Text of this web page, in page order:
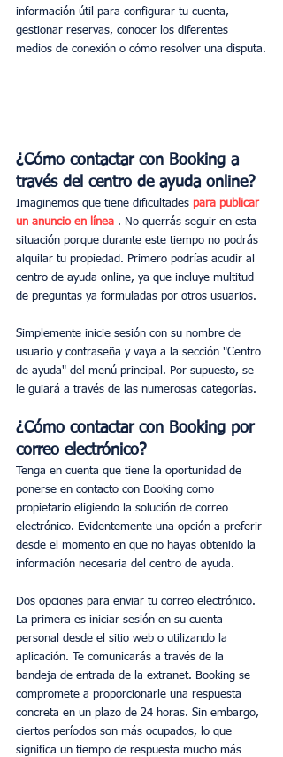
información útil para configurar tu cuenta,
gestionar reservas, conocer los diferentes
medios de conexión o cómo resolver una disputa.
¿Cómo contactar con Booking a
través del centro de ayuda online?
Imaginemos que tiene dificultades para publicar
un anuncio en línea . No querrás seguir en esta
situación porque durante este tiempo no podrás
alquilar tu propiedad. Primero podrías acudir al
centro de ayuda online, ya que incluye multitud
de preguntas ya formuladas por otros usuarios.
Simplemente inicie sesión con su nombre de
usuario y contraseña y vaya a la sección "Centro
de ayuda" del menú principal. Por supuesto, se
le guiará a través de las numerosas categorías.
¿Cómo contactar con Booking por
correo electrónico?
Tenga en cuenta que tiene la oportunidad de
ponerse en contacto con Booking como
propietario eligiendo la solución de correo
electrónico. Evidentemente una opción a preferir
desde el momento en que no hayas obtenido la
información necesaria del centro de ayuda.
Dos opciones para enviar tu correo electrónico.
La primera es iniciar sesión en su cuenta
personal desde el sitio web o utilizando la
aplicación. Te comunicarás a través de la
bandeja de entrada de la extranet. Booking se
compromete a proporcionarle una respuesta
concreta en un plazo de 24 horas. Sin embargo,
ciertos períodos son más ocupados, lo que
significa un tiempo de respuesta mucho más